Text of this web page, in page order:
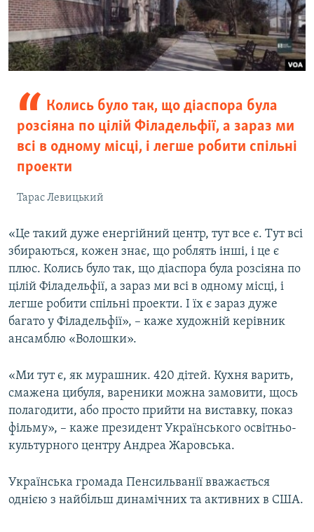
Колись було так, що діаспора була
розсіяна по цілій Філадельфії, а зараз ми
всі в одному місці, і легше робити спільні
проекти
Тарас Левицький
«Це такий дуже енергійний центр, тут все є. Тут всі
збираються, кожен знає, що роблять інші, і це є
плюс. Колись було так, що діаспора була розсіяна по
цілій Філадельфії, а зараз ми всі в одному місці, і
легше робити спільні проекти. І їх є зараз дуже
багато у Філадельфії», – каже художній керівник
ансамблю «Волошки».
«Ми тут є, як мурашник. 420 дітей. Кухня варить,
смажена цибуля, вареники можна замовити, щось
полагодити, або просто прийти на виставку, показ
фільму», – каже президент Українського освітньо-
культурного центру Андреа Жаровська.
Українська громада Пенсильванії вважається
однією з найбільш динамічних та активних в США.